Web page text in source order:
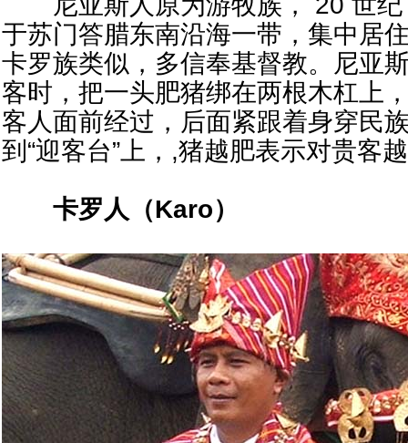
于苏门答腊东南沿海一带，集中居
卡罗族类似，多信奉基督教。尼亚
客时，把一头肥猪绑在两根木杠上
客人面前经过，后面紧跟着身穿民
到“迎客台”上，,猪越肥表示对贵客
卡罗人（Karo）